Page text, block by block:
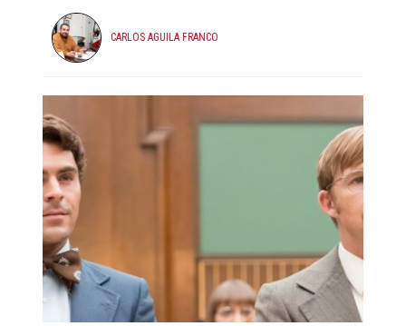
CARLOS AGUILA FRANCO